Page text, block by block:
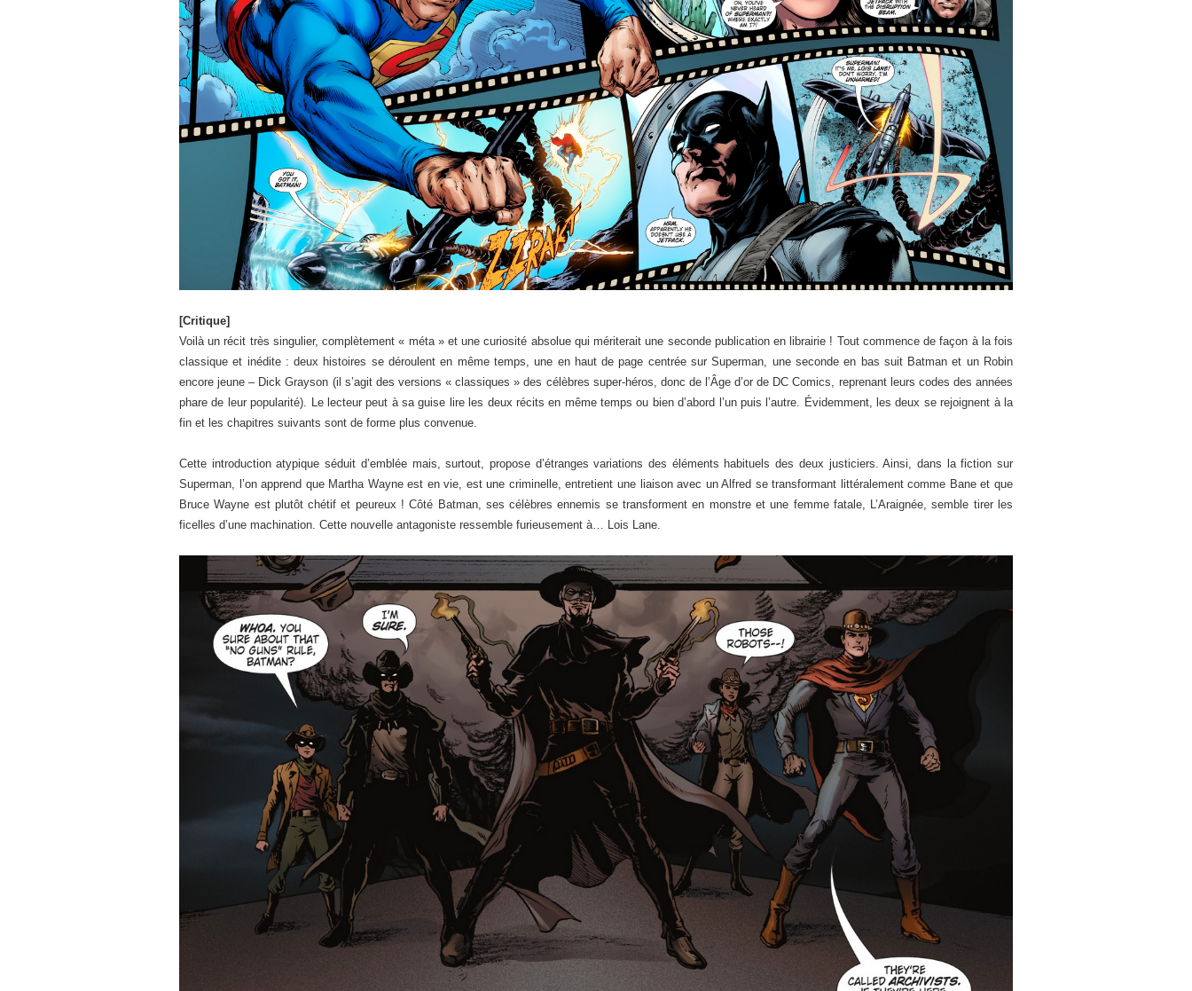
[Critique]
Voilà un récit très singulier, complètement « méta » et une curiosité absolue qui mériterait une seconde publication en librairie ! Tout commence de façon à la fois
classique et inédite : deux histoires se déroulent en même temps, une en haut de page centrée sur Superman, une seconde en bas suit Batman et un Robin
encore jeune – Dick Grayson (il s’agit des versions « classiques » des célèbres super-héros, donc de l’Âge d’or de DC Comics, reprenant leurs codes des années
phare de leur popularité). Le lecteur peut à sa guise lire les deux récits en même temps ou bien d’abord l’un puis l’autre. Évidemment, les deux se rejoignent à la
fin et les chapitres suivants sont de forme plus convenue.
Cette introduction atypique séduit d’emblée mais, surtout, propose d’étranges variations des éléments habituels des deux justiciers. Ainsi, dans la fiction sur
Superman, l’on apprend que Martha Wayne est en vie, est une criminelle, entretient une liaison avec un Alfred se transformant littéralement comme Bane et que
Bruce Wayne est plutôt chétif et peureux ! Côté Batman, ses célèbres ennemis se transforment en monstre et une femme fatale, L’Araignée, semble tirer les
ficelles d’une machination. Cette nouvelle antagoniste ressemble furieusement à… Lois Lane.